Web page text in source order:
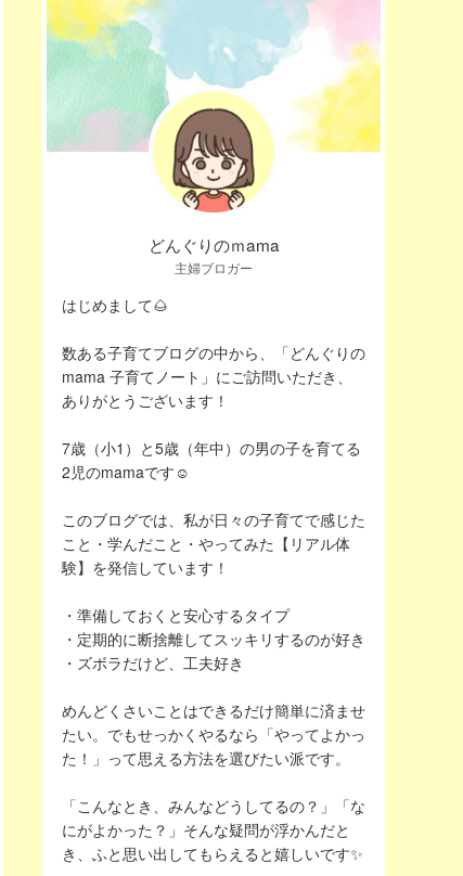
どんぐりのｍama
主婦ブロガー
はじめまして🌰
数ある子育てブログの中から、「どんぐりの
mama 子育てノート」にご訪問いただき、
ありがとうございます！
7歳（小1）と5歳（年中）の男の子を育てる
2児のmamaです☺️
このブログでは、私が日々の子育てで感じた
こと・学んだこと・やってみた【リアル体
験】を発信しています！
・準備しておくと安心するタイプ
・定期的に断捨離してスッキリするのが好き
・ズボラだけど、工夫好き
めんどくさいことはできるだけ簡単に済ませ
たい。でもせっかくやるなら「やってよかっ
た！」って思える方法を選びたい派です。
「こんなとき、みんなどうしてるの？」「な
にがよかった？」そんな疑問が浮かんだと
き、ふと思い出してもらえると嬉しいです✨️